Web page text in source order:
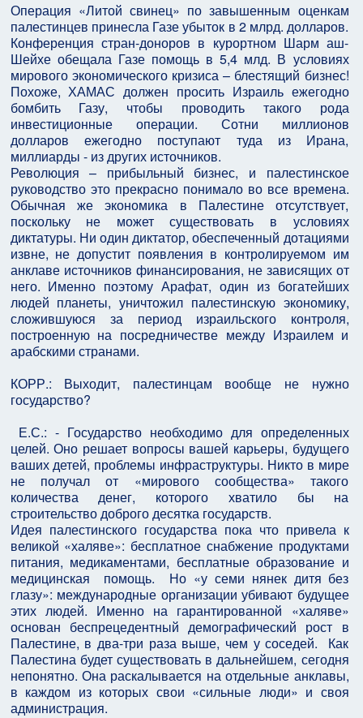
Операция «Литой свинец» по завышенным оценкам
палестинцев принесла Газе убыток в 2 млрд. долларов.
Конференция стран-доноров в курортном Шарм аш-
Шейхе обещала Газе помощь в 5,4 млд. В условиях
мирового экономического кризиса – блестящий бизнес!
Похоже, ХАМАС должен просить Израиль ежегодно
бомбить Газу, чтобы проводить такого рода
инвестиционные операции. Сотни миллионов
долларов ежегодно поступают туда из Ирана,
миллиарды - из других источников.
Революция – прибыльный бизнес, и палестинское
руководство это прекрасно понимало во все времена.
Обычная же экономика в Палестине отсутствует,
поскольку не может существовать в условиях
диктатуры. Ни один диктатор, обеспеченный дотациями
извне, не допустит появления в контролируемом им
анклаве источников финансирования, не зависящих от
него. Именно поэтому Арафат, один из богатейших
людей планеты, уничтожил палестинскую экономику,
сложившуюся за период израильского контроля,
построенную на посредничестве между Израилем и
арабскими странами.
КОРР.: Выходит, палестинцам вообще не нужно
государство?
Е.С.: - Государство необходимо для определенных
целей. Оно решает вопросы вашей карьеры, будущего
ваших детей, проблемы инфраструктуры. Никто в мире
не получал от «мирового сообщества» такого
количества денег, которого хватило бы на
строительство доброго десятка государств.
Идея палестинского государства пока что привела к
великой «халяве»: бесплатное снабжение продуктами
питания, медикаментами, бесплатные образование и
медицинская помощь. Но «у семи нянек дитя без
глазу»: международные организации убивают будущее
этих людей. Именно на гарантированной «халяве»
основан беспрецедентный демографический рост в
Палестине, в два-три раза выше, чем у соседей. Как
Палестина будет существовать в дальнейшем, сегодня
непонятно. Она раскалывается на отдельные анклавы,
в каждом из которых свои «сильные люди» и своя
администрация.